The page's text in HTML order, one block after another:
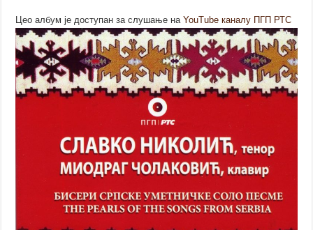
Цео албум је доступан за слушање наYouTube каналу ПГП РТС